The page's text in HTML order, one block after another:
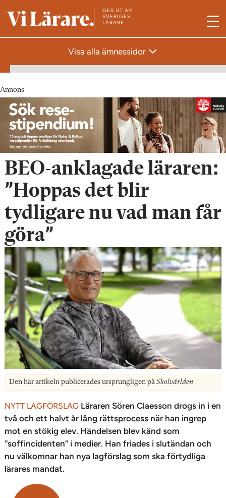
T
s
a
r
s
d
a
GES UT AV
SVERIGES
LÄRARE
M
Visa alla ämnessidor
Annons
BEO-anklagade läraren:
”Hoppas det blir
tydligare nu vad man får
göra”
Den här artikeln publicerades ursprungligen på Skolvärlden
NYTT LAGFÖRSLAG Läraren Sören Claesson drogs in i en
två och ett halvt år lång rättsprocess när han ingrep
mot en stökig elev. Händelsen blev känd som
”soffincidenten” i medier. Han friades i slutändan och
nu välkomnar han nya lagförslag som ska förtydliga
lärares mandat.